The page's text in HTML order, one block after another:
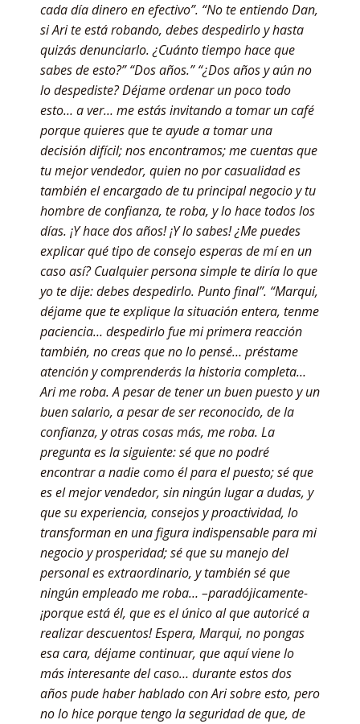
cada día dinero en efectivo”. “No te entiendo Dan,
si Ari te está robando, debes despedirlo y hasta
quizás denunciarlo. ¿Cuánto tiempo hace que
sabes de esto?” “Dos años.” “¿Dos años y aún no
lo despediste? Déjame ordenar un poco todo
esto… a ver… me estás invitando a tomar un café
porque quieres que te ayude a tomar una
decisión difícil; nos encontramos; me cuentas que
tu mejor vendedor, quien no por casualidad es
también el encargado de tu principal negocio y tu
hombre de confianza, te roba, y lo hace todos los
días. ¡Y hace dos años! ¡Y lo sabes! ¿Me puedes
explicar qué tipo de consejo esperas de mí en un
caso así? Cualquier persona simple te diría lo que
yo te dije: debes despedirlo. Punto final”. “Marqui,
déjame que te explique la situación entera, tenme
paciencia… despedirlo fue mi primera reacción
también, no creas que no lo pensé… préstame
atención y comprenderás la historia completa…
Ari me roba. A pesar de tener un buen puesto y un
buen salario, a pesar de ser reconocido, de la
confianza, y otras cosas más, me roba. La
pregunta es la siguiente: sé que no podré
encontrar a nadie como él para el puesto; sé que
es el mejor vendedor, sin ningún lugar a dudas, y
que su experiencia, consejos y proactividad, lo
transforman en una figura indispensable para mi
negocio y prosperidad; sé que su manejo del
personal es extraordinario, y también sé que
ningún empleado me roba… –paradójicamente-
¡porque está él, que es el único al que autoricé a
realizar descuentos! Espera, Marqui, no pongas
esa cara, déjame continuar, que aquí viene lo
más interesante del caso… durante estos dos
años pude haber hablado con Ari sobre esto, pero
no lo hice porque tengo la seguridad de que, de